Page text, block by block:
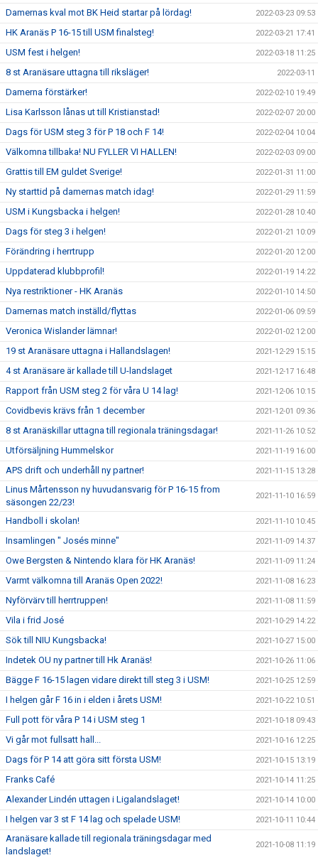
Damernas kval mot BK Heid startar på lördag! 2022-03-23 09:53
HK Aranäs P 16-15 till USM finalsteg! 2022-03-21 17:41
USM fest i helgen! 2022-03-18 11:25
8 st Aranäsare uttagna till riksläger! 2022-03-11
Damerna förstärker! 2022-02-10 19:49
Lisa Karlsson lånas ut till Kristianstad! 2022-02-07 20:00
Dags för USM steg 3 för P 18 och F 14! 2022-02-04 10:04
Välkomna tillbaka! NU FYLLER VI HALLEN! 2022-02-03 09:00
Grattis till EM guldet Sverige! 2022-01-31 11:00
Ny starttid på damernas match idag! 2022-01-29 11:59
USM i Kungsbacka i helgen! 2022-01-28 10:40
Dags för steg 3 i helgen! 2022-01-21 10:09
Förändring i herrtrupp 2022-01-20 12:00
Uppdaterad klubbprofil! 2022-01-19 14:22
Nya restriktioner - HK Aranäs 2022-01-10 14:50
Damernas match inställd/flyttas 2022-01-06 09:59
Veronica Wislander lämnar! 2022-01-02 12:00
19 st Aranäsare uttagna i Hallandslagen! 2021-12-29 15:15
4 st Aranäsare är kallade till U-landslaget 2021-12-17 16:48
Rapport från USM steg 2 för våra U 14 lag! 2021-12-06 10:15
Covidbevis krävs från 1 december 2021-12-01 09:36
8 st Aranäskillar uttagna till regionala träningsdagar! 2021-11-26 10:52
Utförsäljning Hummelskor 2021-11-19 16:00
APS drift och underhåll ny partner! 2021-11-15 13:28
Linus Mårtensson ny huvudansvarig för P 16-15 from
säsongen 22/23!
2021-11-10 16:59
Handboll i skolan! 2021-11-10 10:45
Insamlingen " Josés minne" 2021-11-09 14:37
Owe Bergsten & Nintendo klara för HK Aranäs! 2021-11-09 11:24
Varmt välkomna till Aranäs Open 2022! 2021-11-08 16:23
Nyförvärv till herrtruppen! 2021-11-08 11:59
Vila i frid José 2021-10-29 14:22
Sök till NIU Kungsbacka! 2021-10-27 15:00
Indetek OU ny partner till Hk Aranäs! 2021-10-26 11:06
Bägge F 16-15 lagen vidare direkt till steg 3 i USM! 2021-10-25 12:59
I helgen går F 16 in i elden i årets USM! 2021-10-22 10:51
Full pott för våra P 14 i USM steg 1 2021-10-18 09:43
Vi går mot fullsatt hall... 2021-10-16 12:25
Dags för P 14 att göra sitt första USM! 2021-10-15 13:19
Franks Café 2021-10-14 11:25
Alexander Lindén uttagen i Ligalandslaget! 2021-10-14 10:00
I helgen var 3 st F 14 lag och spelade USM! 2021-10-11 10:44
Aranäsare kallade till regionala träningsdagar med
landslaget!
2021-10-08 11:19